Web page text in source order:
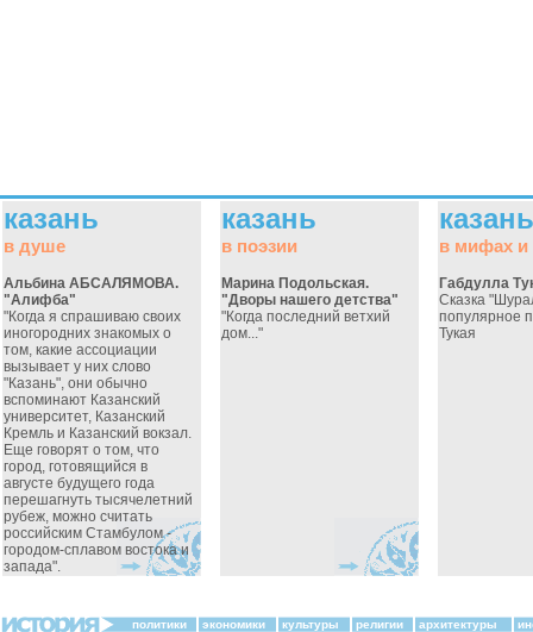
казань
в душе
Альбина АБСАЛЯМОВА.
"Алифба"
"Когда я спрашиваю своих
иногородних знакомых о
том, какие ассоциации
вызывает у них слово
"Казань", они обычно
вспоминают Казанский
университет, Казанский
Кремль и Казанский вокзал.
Еще говорят о том, что
город, готовящийся в
августе будущего года
перешагнуть тысячелетний
рубеж, можно считать
российским Стамбулом -
городом-сплавом востока и
запада".
казань
в поэзии
Марина Подольская.
"Дворы нашего детства"
"Когда последний ветхий
дом..."
казань
в мифах и
Габдулла
Сказка
популярное
Тукая
политики экономики культуры религии архитектуры